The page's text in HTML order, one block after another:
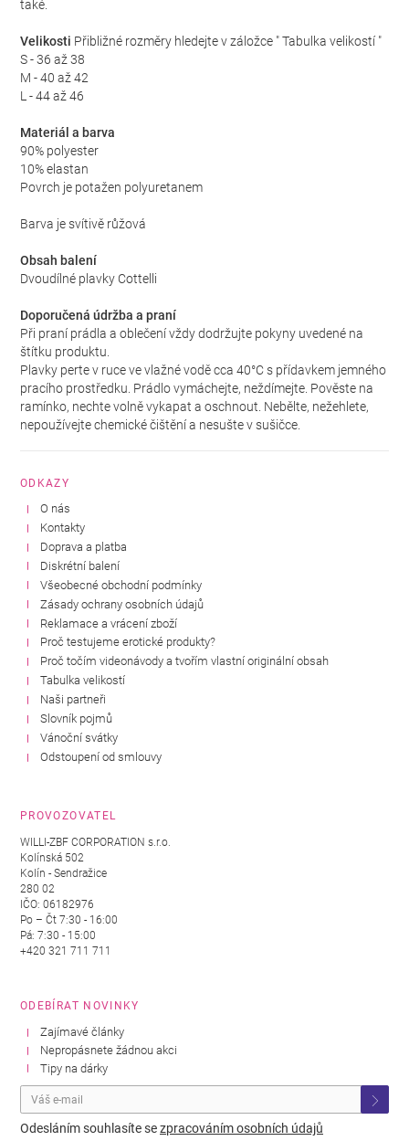
také.
Velikosti Přibližné rozměry hledejte v záložce " Tabulka velikostí "
S - 36 až 38
M - 40 až 42
L - 44 až 46
Materiál a barva
90% polyester
10% elastan
Povrch je potažen polyuretanem
Barva je svítivě růžová
Obsah balení
Dvoudílné plavky Cottelli
Doporučená údržba a praní
Při praní prádla a oblečení vždy dodržujte pokyny uvedené na
štítku produktu.
Plavky perte v ruce ve vlažné vodě cca 40°C s přídavkem jemného
pracího prostředku. Prádlo vymáchejte, neždímejte. Pověste na
ramínko, nechte volně vykapat a oschnout. Nebělte, nežehlete,
nepoužívejte chemické čištění a nesušte v sušičce.
ODKAZY
O nás
Kontakty
Doprava a platba
Diskrétní balení
Všeobecné obchodní podmínky
Zásady ochrany osobních údajů
Reklamace a vrácení zboží
Proč testujeme erotické produkty?
Proč točím videonávody a tvořím vlastní originální obsah
Tabulka velikostí
Naši partneři
Slovník pojmů
Vánoční svátky
Odstoupení od smlouvy
PROVOZOVATEL
WILLI-ZBF CORPORATION s.r.o.
Kolínská 502
Kolín - Sendražice
280 02
IČO: 06182976
Po – Čt 7:30 - 16:00
Pá: 7:30 - 15:00
+420 321 711 711
ODEBÍRAT NOVINKY
Zajímavé články
Nepropásnete žádnou akci
Tipy na dárky
Odesláním souhlasíte sezpracováním osobních údajů